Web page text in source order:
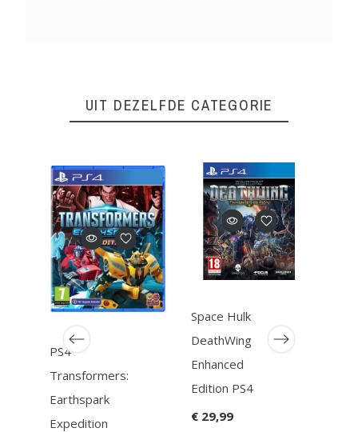
UIT DEZELFDE CATEGORIE
PS4
Transformers:
Earthspark
Expedition
Space Hulk
DeathWing
Enhanced
Edition PS4
€ 29,99